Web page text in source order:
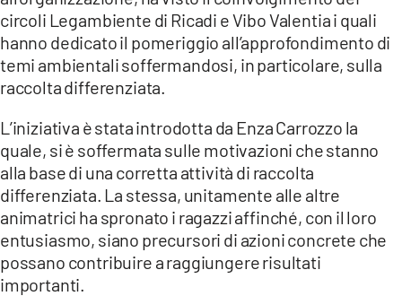
COSENZACHANNEL.IT
ILVIBONESE.IT
LACAPITALENEWS.IT
App
ANDROID
APPLE
circoli Legambiente di Ricadi e Vibo Valentia i quali
hanno dedicato il pomeriggio all’approfondimento di
temi ambientali soffermandosi, in particolare, sulla
raccolta differenziata.
L’iniziativa è stata introdotta da Enza Carrozzo la
quale, si è soffermata sulle motivazioni che stanno
alla base di una corretta attività di raccolta
differenziata. La stessa, unitamente alle altre
animatrici ha spronato i ragazzi affinché, con il loro
entusiasmo, siano precursori di azioni concrete che
possano contribuire a raggiungere risultati
importanti.